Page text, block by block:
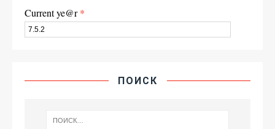
Current ye@r*
ПОИСК